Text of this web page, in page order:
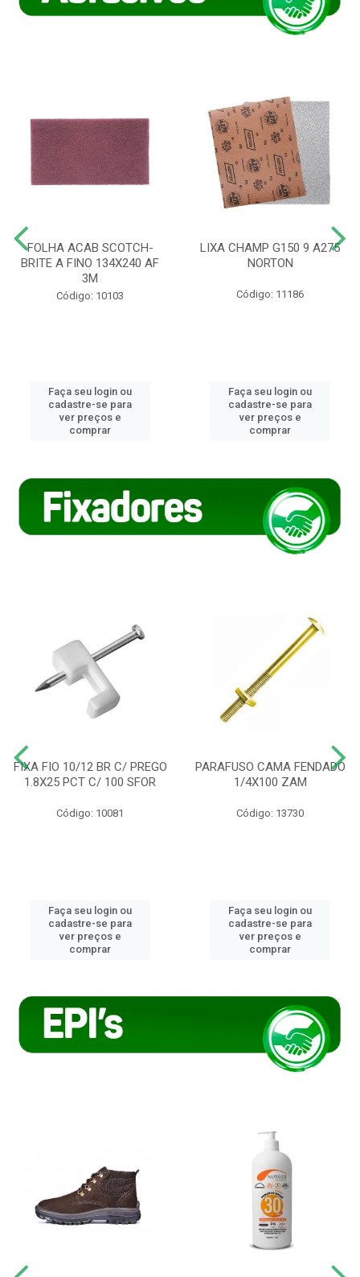
FOLHA ACAB SCOTCH-
BRITE A FINO 134X240 AF
3M
Código: 10103
Faça seu login ou
cadastre-se para
ver preços e
comprar
LIXA CHAMP G150 9 A275
NORTON
Código: 11186
Faça seu login ou
cadastre-se para
ver preços e
comprar
FIXA FIO 10/12 BR C/ PREGO
1.8X25 PCT C/ 100 SFOR
Código: 10081
Faça seu login ou
cadastre-se para
ver preços e
comprar
PARAFUSO CAMA FENDADO
1/4X100 ZAM
Código: 13730
Faça seu login ou
cadastre-se para
ver preços e
comprar